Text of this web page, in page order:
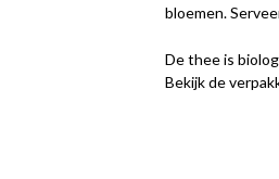
bloemen.
De thee is
Bekijk de